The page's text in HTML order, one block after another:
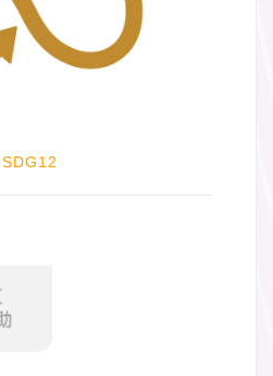
SDG12